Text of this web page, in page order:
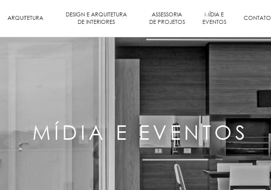
ARQUITETURA
DESIGN E ARQUITETURA
DE INTERIORES
ASSESSORIA
DE PROJETOS
MÍDIA E
EVENTOS
CONTATO
MÍDIA E EVENTOS